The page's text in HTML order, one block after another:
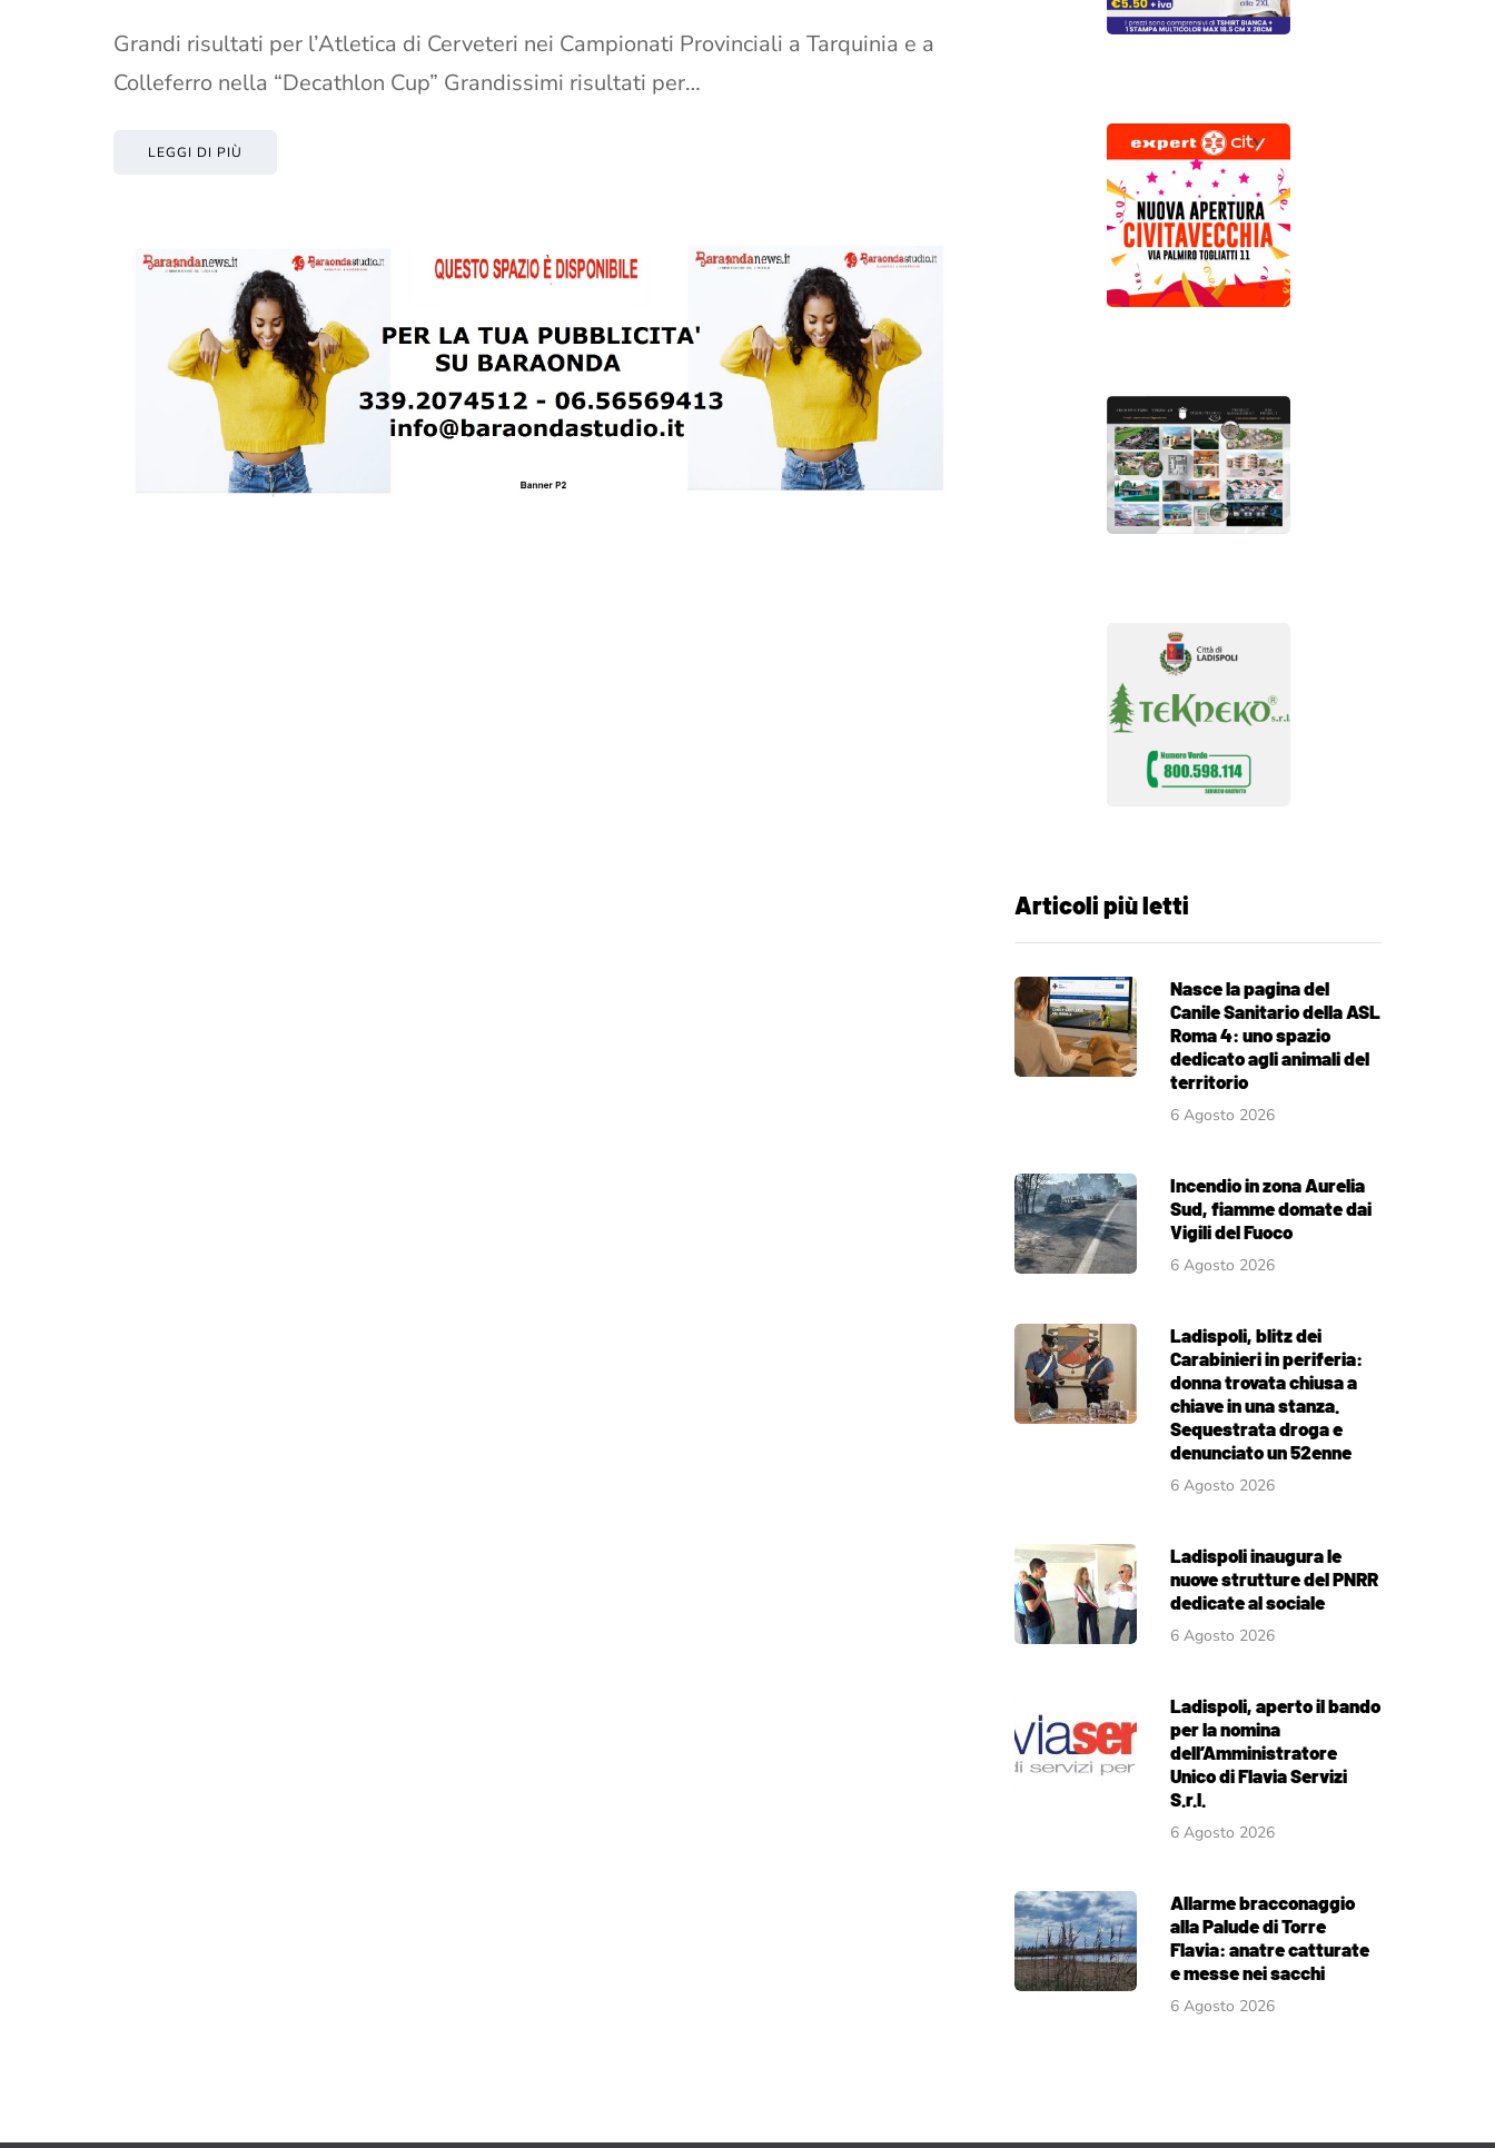
Grandi risultati per l’Atletica di Cerveteri nei Campionati Provinciali a Tarquinia e a
Colleferro nella “Decathlon Cup” Grandissimi risultati per…
LEGGI DI PIÙ
Articoli più letti
Nasce la pagina del
Canile Sanitario della ASL
Roma 4: uno spazio
dedicato agli animali del
territorio
6 Agosto 2026
Incendio in zona Aurelia
Sud, fiamme domate dai
Vigili del Fuoco
6 Agosto 2026
Ladispoli, blitz dei
Carabinieri in periferia:
donna trovata chiusa a
chiave in una stanza.
Sequestrata droga e
denunciato un 52enne
6 Agosto 2026
Ladispoli inaugura le
nuove strutture del PNRR
dedicate al sociale
6 Agosto 2026
Ladispoli, aperto il bando
per la nomina
dell’Amministratore
Unico di Flavia Servizi
S.r.l.
6 Agosto 2026
Allarme bracconaggio
alla Palude di Torre
Flavia: anatre catturate
e messe nei sacchi
6 Agosto 2026